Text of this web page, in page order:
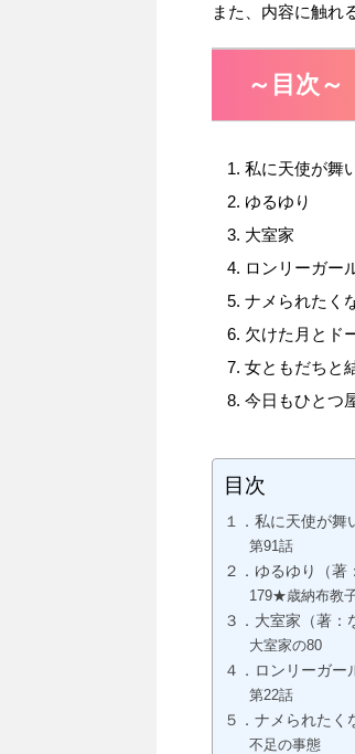
また、内容に触れ
～目次～
私に天使が舞
ゆるゆり
大室家
ロンリーガー
ナメられたく
欠けた月とド
女ともだちと
今日もひとつ
目次
１．私に天使が舞
第91話
２．ゆるゆり（著
179★歳納布教
３．大室家（著：
大室家の80
４．ロンリーガー
第22話
５．ナメられたく
不足の事態